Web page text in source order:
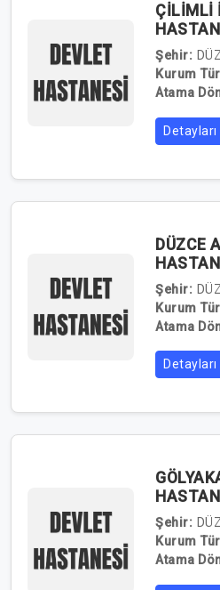
ÇİLİMLİ
Şehir:
Kurum
Atama
Detayları
DÜZCE
Şehir:
Kurum
Atama
Detayları
Şehir:
Kurum
Atama